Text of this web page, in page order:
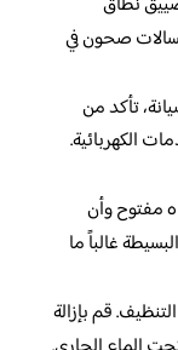
صحون في
تأكد من
الكهربائية.
مفتوح وأن
غالباً ما
قم بإزالة